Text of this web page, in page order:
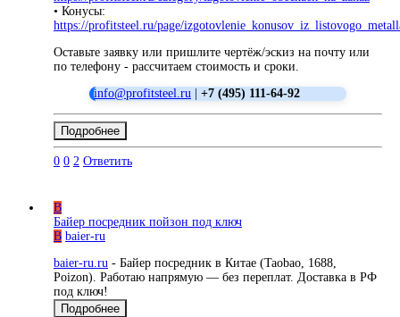
• Конусы:
https://profitsteel.ru/page/
Оставьте заявку или пришлите чертёж/эскиз на почту или
по телефону - рассчитаем стоимость и сроки.
info@profitsteel.ru
+7 (495) 111-64-92
Подробнее
0 0 2 Ответить
B
Байер посредник пойзон под ключ
B baier-ru
baier-ru.ru - Байер посредник в Китае (Taobao, 1688,
Poizon). Работаю напрямую — без переплат. Доставка в РФ
под ключ!
Подробнее